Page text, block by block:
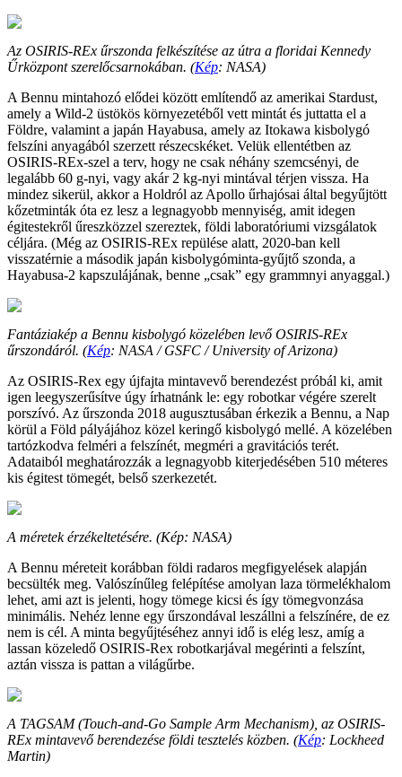
Az OSIRIS-REx űrszonda felkészítése az útra a floridai Kennedy
Űrközpont szerelőcsarnokában. (Kép: NASA)
A Bennu mintahozó elődei között említendő az amerikai Stardust,
amely a Wild-2 üstökös környezetéből vett mintát és juttatta el a
Földre, valamint a japán Hayabusa, amely az Itokawa kisbolygó
felszíni anyagából szerzett részecskéket. Velük ellentétben az
OSIRIS-REx-szel a terv, hogy ne csak néhány szemcsényi, de
legalább 60 g-nyi, vagy akár 2 kg-nyi mintával térjen vissza. Ha
mindez sikerül, akkor a Holdról az Apollo űrhajósai által begyűjtött
kőzetminták óta ez lesz a legnagyobb mennyiség, amit idegen
égitestekről űreszközzel szereztek, földi laboratóriumi vizsgálatok
céljára. (Még az OSIRIS-REx repülése alatt, 2020-ban kell
visszatérnie a második japán kisbolygóminta-gyűjtő szonda, a
Hayabusa-2 kapszulájának, benne „csak” egy grammnyi anyaggal.)
Fantáziakép a Bennu kisbolygó közelében levő OSIRIS-REx
űrszondáról. (Kép: NASA / GSFC / University of Arizona)
Az OSIRIS-Rex egy újfajta mintavevő berendezést próbál ki, amit
igen leegyszerűsítve úgy írhatnánk le: egy robotkar végére szerelt
porszívó. Az űrszonda 2018 augusztusában érkezik a Bennu, a Nap
körül a Föld pályájához közel keringő kisbolygó mellé. A közelében
tartózkodva felméri a felszínét, megméri a gravitációs terét.
Adataiból meghatározzák a legnagyobb kiterjedésében 510 méteres
kis égitest tömegét, belső szerkezetét.
A méretek érzékeltetésére. (Kép: NASA)
A Bennu méreteit korábban földi radaros megfigyelések alapján
becsülték meg. Valószínűleg felépítése amolyan laza törmelékhalom
lehet, ami azt is jelenti, hogy tömege kicsi és így tömegvonzása
minimális. Nehéz lenne egy űrszondával leszállni a felszínére, de ez
nem is cél. A minta begyűjtéséhez annyi idő is elég lesz, amíg a
lassan közeledő OSIRIS-Rex robotkarjával megérinti a felszínt,
aztán vissza is pattan a világűrbe.
A TAGSAM (Touch-and-Go Sample Arm Mechanism), az OSIRIS-
REx mintavevő berendezése földi tesztelés közben. (Kép: Lockheed
Martin)